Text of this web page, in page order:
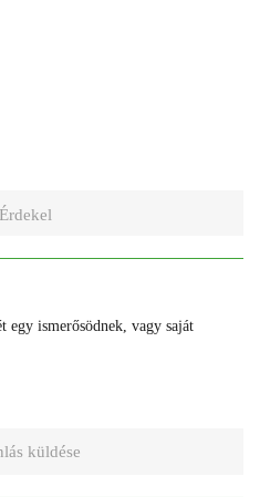
Érdekel
ismerősödnek, vagy saját
küldése